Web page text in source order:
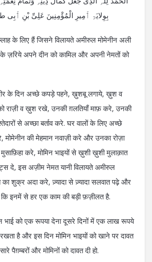
بِوِلایَۃِ ٲَمِیرِ الْمُؤْمِنِینَ عَلِیِّ بْنِ ٲَبِی
के लिए हैं जिसने विलायते अमीरुल मोमेनीन अली
के ज़रिये अपने दीन को कामिल और अपनी नेमतों को
के दिन अच्छे कपड़े पहने, ख़ुशबू लगाये, ख़ुश व
राज़ी व ख़ुश रखे, उनकी ग़लतियाँ माफ़ करे, उनकी
से अच्छा बर्ताव करे. घर वालों के लिए अच्छे
मोमेनीन की मेहमान नवाज़ी करे और उनका रोज़ा
करे, मोमिन भाइयों से ख़ुशी ख़ुशी मुलाक़ात
दे, इस अज़ीम नेमत यानी विलायते अमीरुल
का शुक्र अदा करे, ज़्यादा से ज़्यादा सलवात पढ़े और
इनमें से हर एक काम की बड़ी फ़ज़ीलत है.
भाई को एक रूपया देना दूसरे दिनों में एक लाख रूपये
है और इस दिन मोमिन भाइयों को खाने पर दावत
पैग़म्बरों और मोमिनों को दावत दी हो.